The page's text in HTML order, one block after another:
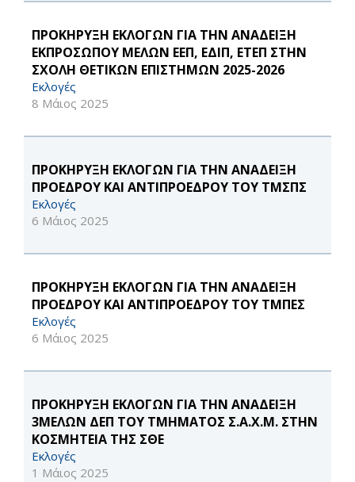
ΠΡΟΚΗΡΥΞΗ ΕΚΛΟΓΩΝ ΓΙΑ ΤΗΝ ΑΝΑΔΕΙΞΗ
ΕΚΠΡΟΣΩΠΟΥ ΜΕΛΩΝ ΕΕΠ, ΕΔΙΠ, ΕΤΕΠ ΣΤΗΝ
ΣΧΟΛΗ ΘΕΤΙΚΩΝ ΕΠΙΣΤΗΜΩΝ 2025-2026
Εκλογές
8 Μάιος 2025
ΠΡΟΚΗΡΥΞΗ ΕΚΛΟΓΩΝ ΓΙΑ ΤΗΝ ΑΝΑΔΕΙΞΗ
ΠΡΟΕΔΡΟΥ ΚΑΙ ΑΝΤΙΠΡΟΕΔΡΟΥ ΤΟΥ ΤΜΣΠΣ
Εκλογές
6 Μάιος 2025
ΠΡΟΚΗΡΥΞΗ ΕΚΛΟΓΩΝ ΓΙΑ ΤΗΝ ΑΝΑΔΕΙΞΗ
ΠΡΟΕΔΡΟΥ ΚΑΙ ΑΝΤΙΠΡΟΕΔΡΟΥ ΤΟΥ ΤΜΠΕΣ
Εκλογές
6 Μάιος 2025
ΠΡΟΚΗΡΥΞΗ ΕΚΛΟΓΩΝ ΓΙΑ ΤΗΝ ΑΝΑΔΕΙΞΗ
3ΜΕΛΩΝ ΔΕΠ ΤΟΥ ΤΜΗΜΑΤΟΣ Σ.Α.Χ.Μ. ΣΤΗΝ
ΚΟΣΜΗΤΕΙΑ ΤΗΣ ΣΘΕ
Εκλογές
1 Μάιος 2025